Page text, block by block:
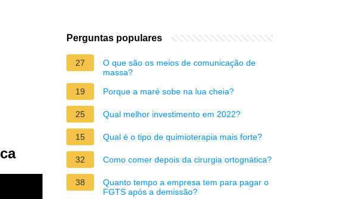
Perguntas populares
27
O que são os meios de comunicação de
massa?
19
Porque a maré sobe na lua cheia?
25 Qual melhor investimento em 2022?
15 Qual é o tipo de quimioterapia mais forte?
32 Como comer depois da cirurgia ortognática?
38
Quanto tempo a empresa tem para pagar o
FGTS após a demissão?